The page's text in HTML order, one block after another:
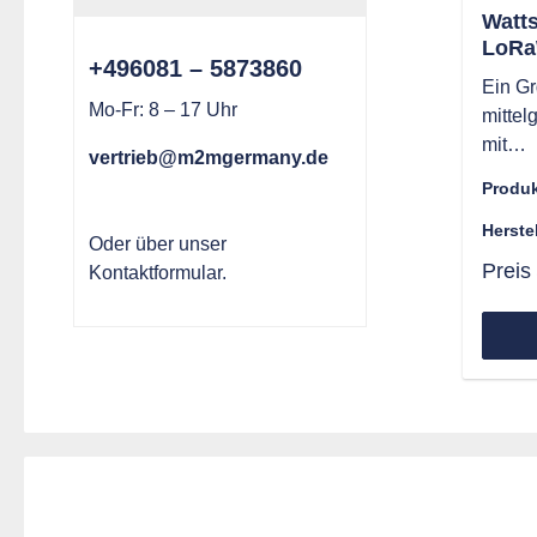
+496081 – 5873860
Mo-Fr: 8 – 17 Uhr
vertrieb@m2mgermany.de
Oder über unser
Kontaktformular.
Lift/
Ein
mit
von
Sie
Preis